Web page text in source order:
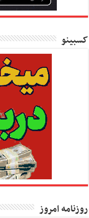
کسبینو
روزنامه امروز